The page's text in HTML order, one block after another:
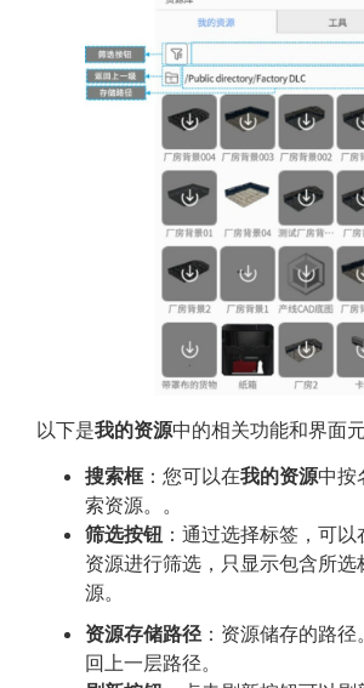
以下是我的资源中的相关功能和界面
搜索框：您可以在我的资源中按
索资源。。
筛选按钮 ：通过选择标签，可以
资源进行筛选，只显示包含所选
源。
资源存储路径：资源储存的路径
回上一层路径。